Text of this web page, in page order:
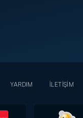
YARDIM İLETİŞİM